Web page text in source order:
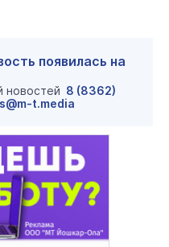
появилась на
новостей 8 (8362)
t.media